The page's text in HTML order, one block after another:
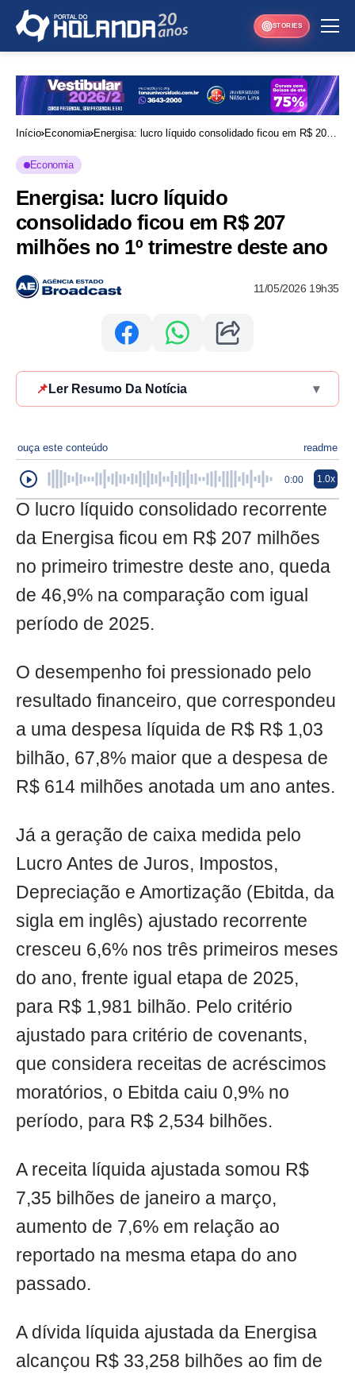
STORIES
Início Economia Energisa: lucro líquido consolidado ficou em R$ 207
Economia
Energisa: lucro líquido
consolidado ficou em R$ 207
milhões no 1º trimestre deste ano
11/05/2026 19h35
📌 Ler Resumo Da Notícia ▾
ouça este conteúdo readme
0:00 1.0x
O lucro líquido consolidado recorrente
da Energisa ficou em R$ 207 milhões
no primeiro trimestre deste ano, queda
de 46,9% na comparação com igual
período de 2025.
O desempenho foi pressionado pelo
resultado financeiro, que correspondeu
a uma despesa líquida de R$ R$ 1,03
bilhão, 67,8% maior que a despesa de
R$ 614 milhões anotada um ano antes.
Já a geração de caixa medida pelo
Lucro Antes de Juros, Impostos,
Depreciação e Amortização (Ebitda, da
sigla em inglês) ajustado recorrente
cresceu 6,6% nos três primeiros meses
do ano, frente igual etapa de 2025,
para R$ 1,981 bilhão. Pelo critério
ajustado para critério de covenants,
que considera receitas de acréscimos
moratórios, o Ebitda caiu 0,9% no
período, para R$ 2,534 bilhões.
A receita líquida ajustada somou R$
7,35 bilhões de janeiro a março,
aumento de 7,6% em relação ao
reportado na mesma etapa do ano
passado.
A dívida líquida ajustada da Energisa
alcançou R$ 33,258 bilhões ao fim de